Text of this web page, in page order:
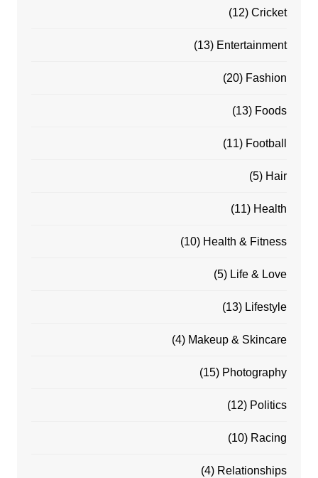
Cricket
(12)
Entertainment
(13)
Fashion
(20)
Foods
(13)
Football
(11)
Hair
(5)
Health
(11)
Health & Fitness
(10)
Life & Love
(5)
Lifestyle
(13)
Makeup & Skincare
(4)
Photography
(15)
Politics
(12)
Racing
(10)
Relationships
(4)